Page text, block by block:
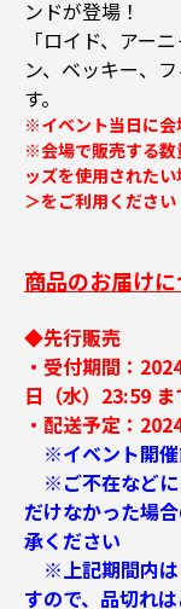
ンドが登場！
「ロイド、アー
ン、ベッキー、
す。
※イベント当日に会
※会場で販売する数
ッズを使用されたい
＞をご利用ください
商品のお届けに
◆先行販売
・受付期間：
日（水）23:59 ま
・配送予定：
※イベント開催
※ご不在などに
だけなかった場
承ください
※上記期間内は
すので、品切れ